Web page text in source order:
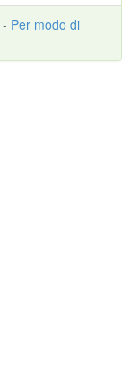
- Per modo di